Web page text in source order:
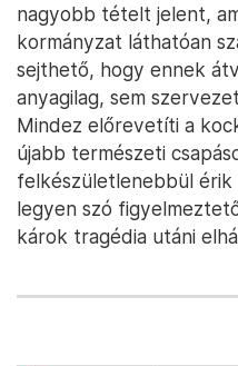
nagyobb tételt jelent,
kormányzat láthatóan
sejthető, hogy ennek
anyagilag, sem
Mindez előrevetíti a
újabb természeti
felkészületlenebbül érik
legyen szó
károk tragédia utáni